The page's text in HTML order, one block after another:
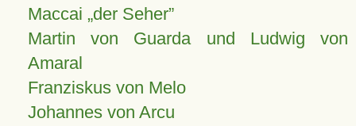
Maccai „der Seher”
Martin von Guarda und Ludwig von
Amaral
Franziskus von Melo
Johannes von Arcu